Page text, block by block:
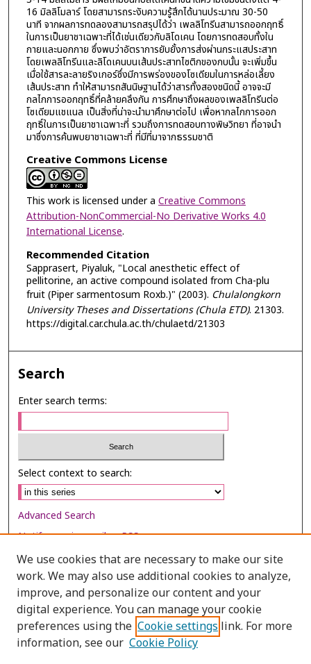
16 มิลลิโมลาร์ โดยสามารถระงับความรู้สึกได้นานประมาณ 30-50
นาที จากผลการทดลองสามารถสรุปได้ว่า เพลลิโทรีนสามารถออกฤทธิ์
ในการเป็นยาชาเฉพาะที่ได้เช่นเดียวกับลิโดเคน โดยการทดสอบทั้งใน
กายและนอกกาย ซึ่งพบว่าอัตราการยับยั้งการส่งผ่านกระแสประสาท
โดยเพลลิโทรีนและลิโดเคนบนเส้นประสาทไซติกของกบนั้น จะเพิ่มขึ้น
เมื่อใช้สารละลายริงเกอร์ซึ่งมีการพร่องของโซเดียมในการหล่อเลี้ยง
เส้นประสาท ทำให้สามารถสันนิษฐานได้ว่าสารทั้งสองชนิดนี้ อาจจะมี
กลไกการออกฤทธิ์ที่คล้ายคลึงกัน การศึกษาถึงผลของเพลลิโทรีนต่อ
โซเดียมแชแนล เป็นสิ่งที่น่าจะนำมาศึกษาต่อไป เพื่อหากลไกการออก
ฤทธิ์ในการเป็นยาชาเฉพาะที่ รวมถึงการทดสอบทางพิษวิทยา ที่อาจนำ
มาซึ่งการค้นพบยาชาเฉพาะที่ ที่มีที่มาจากธรรมชาติ
Creative Commons License
This work is licensed under a Creative Commons
Attribution-NonCommercial-No Derivative Works 4.0
International License.
Recommended Citation
Sapprasert, Piyaluk, "Local anesthetic effect of
pellitorine, an active compound isolated from Cha-plu
fruit (Piper sarmentosum Roxb.)" (2003). Chulalongkorn
University Theses and Dissertations (Chula ETD). 21303.
https://digital.car.chula.ac.th/chulaetd/21303
Search
Enter search terms:
Select context to search:
Advanced Search
Notify me via email orRSS
Browse
Collections
Disciplines
Authors
We use cookies that are necessary to make our site
work. We may also use additional cookies to analyze,
improve, and personalize our content and your
digital experience. You can manage your cookie
preferences using the Cookie settings link. For more
information, see our Cookie Policy